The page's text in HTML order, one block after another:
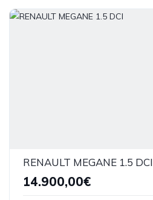
RENAULT MEGANE 1.5 DCI
14.900,00€